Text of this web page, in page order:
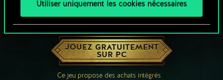
Utiliser uniquement les cookies nécessaires
UNE PETITE PARTIE DE GWENT ?
JOUEZ GRATUITEMENT
SUR PC
Ce jeu propose des achats intégrés